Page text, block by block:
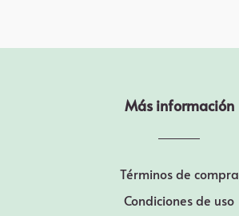
Más información
Términos de compra
Condiciones de uso